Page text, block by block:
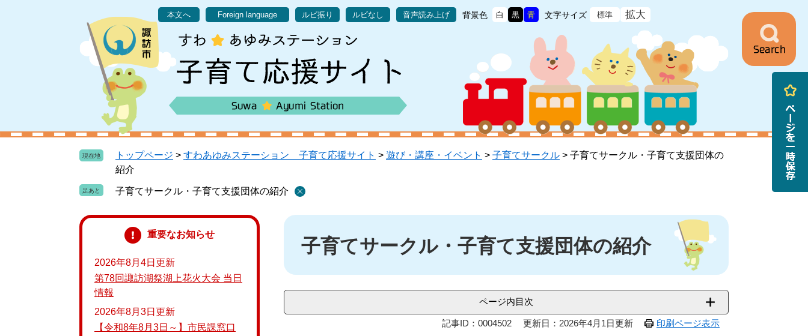
本
ニ
本文へ Foreign language ルビ振り ルビなし 音声読み上げ 背景色 白 黒 青 文字サイズ 標準 拡大
現在地 トップページ > すわあゆみステーション 子育て応援サイト > 遊び・講座・イベント > 子育てサークル > 子育てサークル・子育て支援団体の
紹介
子育てサークル・子育て支援団体の紹介
本
子育てサークル・子育て支援団体の紹介
ページ内目次
記事ID：0004502 更新日：2026年4月1日更新 印刷ページ表示
重要なお知らせ
2026年8月4日更新
第78回諏訪湖祭湖上花火大会 当日
情報
2026年8月3日更新
【令和8年8月3日～】市民課窓口